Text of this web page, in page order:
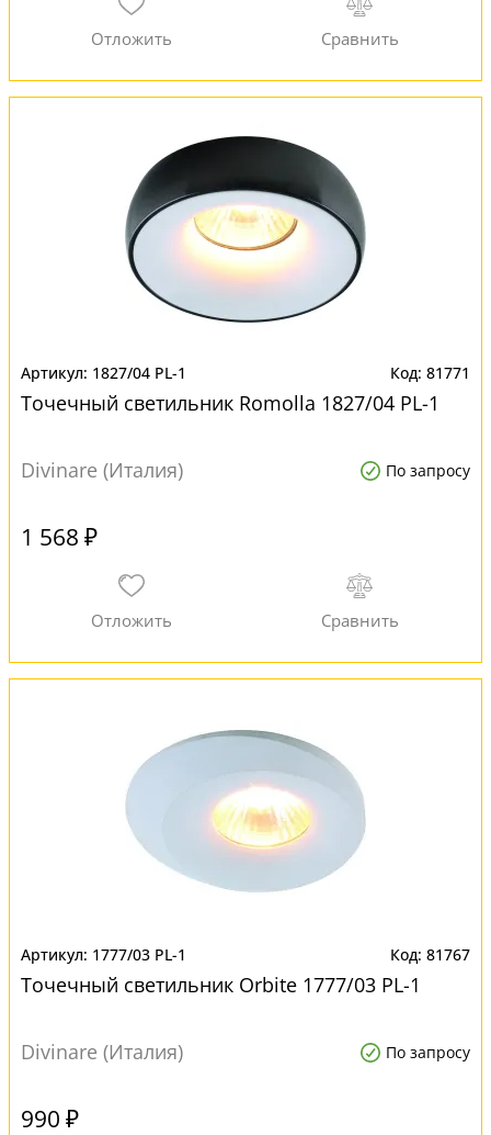
1827/04 PL-1 81771
Точечный светильник Romolla 1827/04 PL-1
Divinare (Италия) По запросу
1 568 ₽
1777/03 PL-1 81767
Точечный светильник Orbite 1777/03 PL-1
Divinare (Италия) По запросу
990 ₽